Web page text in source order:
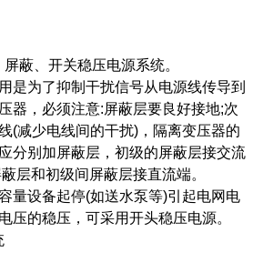
蔽、开关稳压电源系统。
为了抑制干扰信号从电源线传导到
器，必须注意:屏蔽层要良好接地;次
(减少电线间的干扰)，隔离变压器的
分别加屏蔽层，初级的屏蔽层接交流
层和初级间屏蔽层接直流端。
设备起停(如送水泵等)引起电网电
压的稳压，可采用开头稳压电源。